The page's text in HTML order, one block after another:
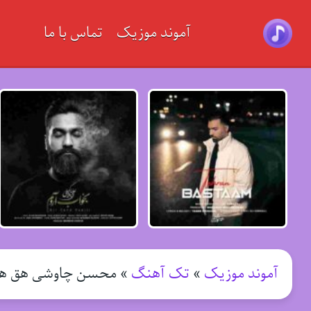
آموند موزیک تماس با ما
آموند موزیک » تک آهنگ » محسن چاوشی هق